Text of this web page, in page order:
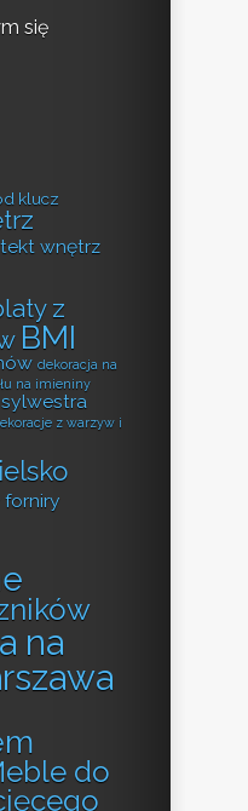
się
klucz
wnętrz
z
BMI
dekoracja na
na imieniny
z warzyw i
forniry
na
do